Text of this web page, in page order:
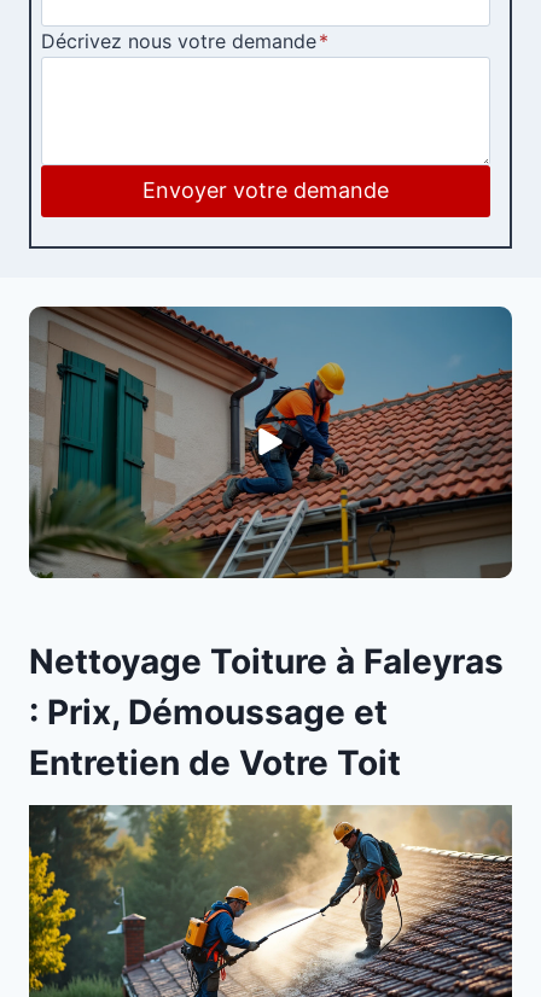
Décrivez nous votre demande*
Envoyer votre demande
Nettoyage Toiture à Faleyras
: Prix, Démoussage et
Entretien de Votre Toit